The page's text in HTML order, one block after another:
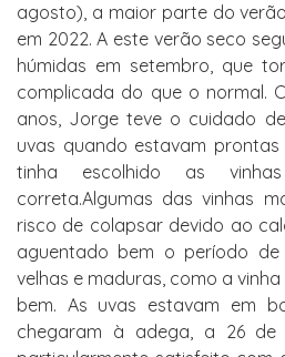
agosto), a maior parte do
em 2022. A este verão seco
húmidas em setembro, que
complicada do que o normal.
anos, Jorge teve o cuidado
uvas quando estavam
tinha escolhido as
correta.Algumas das vinhas
risco de colapsar devido ao
aguentado bem o período de
velhas e maduras, como a
bem. As uvas estavam em
chegaram à adega, a 26 de